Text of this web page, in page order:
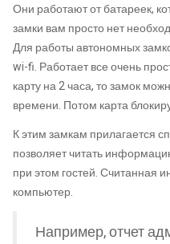
Они работают от батареек,
замки вам просто нет
Для работы автономных
wi-fi. Работает все очень
карту на 2 часа, то замок
времени. Потом карта
К этим замкам прилагается
позволяет читать
при этом гостей. Считанная
компьютер.
Например, отчет